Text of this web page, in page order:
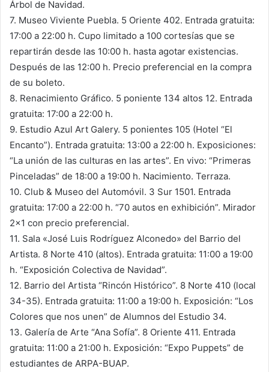
Árbol de Navidad.
7. Museo Viviente Puebla. 5 Oriente 402. Entrada gratuita:
17:00 a 22:00 h. Cupo limitado a 100 cortesías que se
repartirán desde las 10:00 h. hasta agotar existencias.
Después de las 12:00 h. Precio preferencial en la compra
de su boleto.
8. Renacimiento Gráfico. 5 poniente 134 altos 12. Entrada
gratuita: 17:00 a 22:00 h.
9. Estudio Azul Art Galery. 5 ponientes 105 (Hotel “El
Encanto”). Entrada gratuita: 13:00 a 22:00 h. Exposiciones:
“La unión de las culturas en las artes”. En vivo: “Primeras
Pinceladas” de 18:00 a 19:00 h. Nacimiento. Terraza.
10. Club & Museo del Automóvil. 3 Sur 1501. Entrada
gratuita: 17:00 a 22:00 h. “70 autos en exhibición”. Mirador
2×1 con precio preferencial.
11. Sala «José Luis Rodríguez Alconedo» del Barrio del
Artista. 8 Norte 410 (altos). Entrada gratuita: 11:00 a 19:00
h. “Exposición Colectiva de Navidad”.
12. Barrio del Artista “Rincón Histórico”. 8 Norte 410 (local
34-35). Entrada gratuita: 11:00 a 19:00 h. Exposición: “Los
Colores que nos unen” de Alumnos del Estudio 34.
13. Galería de Arte “Ana Sofía”. 8 Oriente 411. Entrada
gratuita: 11:00 a 21:00 h. Exposición: “Expo Puppets” de
estudiantes de ARPA-BUAP.